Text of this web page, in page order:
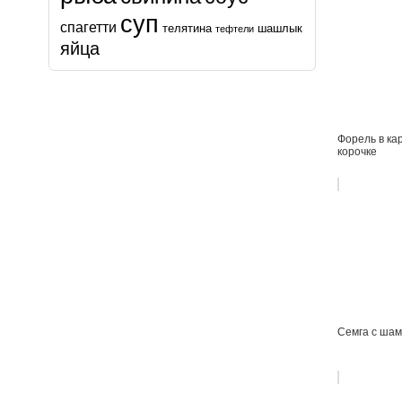
спагетти суп телятина тефтели шашлык
яйца
Форель в
корочке
Семга с